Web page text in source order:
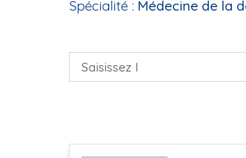
Spécialité : Médecine de la